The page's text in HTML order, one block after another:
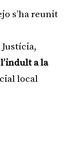
s’ha reunit
l’indult a la
local